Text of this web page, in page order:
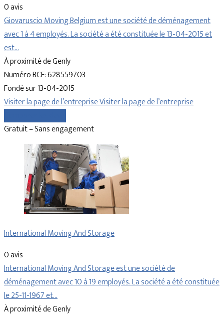
0 avis
Giovaruscio Moving Belgium est une société de déménagement
avec 1 à 4 employés. La société a été constituée le 13-04-2015 et
est…
À proximité de Genly
Numéro BCE: 628559703
Fondé sur 13-04-2015
Visiter la page de l’entrepriseVisiter la page de l’entreprise
Gratuit – Sans engagement
International Moving And Storage
0 avis
International Moving And Storage est une société de
déménagement avec 10 à 19 employés. La société a été constituée
le 25-11-1967 et…
À proximité de Genly